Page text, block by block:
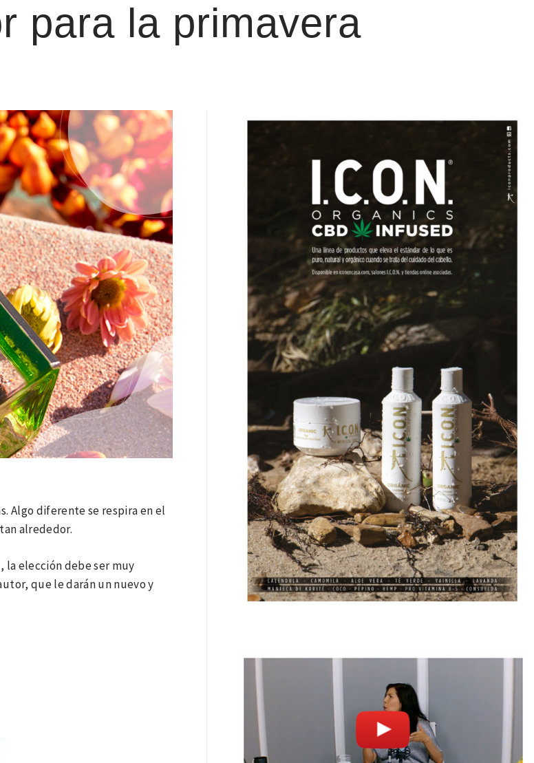
para la primavera
Algo diferente se respira en el
alrededor.
la elección debe ser muy
que le darán un nuevo y